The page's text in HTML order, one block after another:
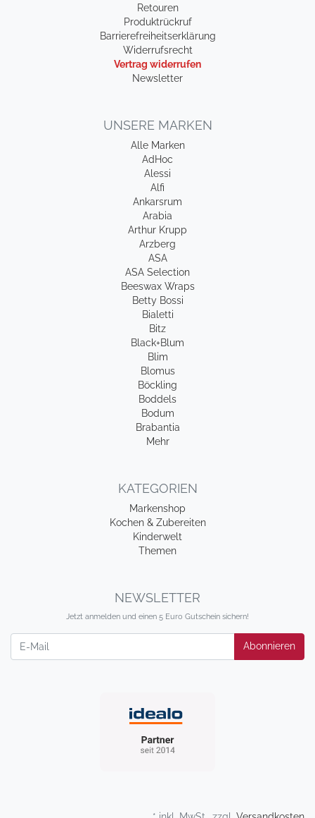
Retouren
Produktrückruf
Barrierefreiheitserklärung
Widerrufsrecht
Vertrag widerrufen
Newsletter
UNSERE MARKEN
Alle Marken
AdHoc
Alessi
Alfi
Ankarsrum
Arabia
Arthur Krupp
Arzberg
ASA
ASA Selection
Beeswax Wraps
Betty Bossi
Bialetti
Bitz
Black+Blum
Blim
Blomus
Böckling
Boddels
Bodum
Brabantia
Mehr
KATEGORIEN
Markenshop
Kochen & Zubereiten
Kinderwelt
Themen
NEWSLETTER
Jetzt anmelden und einen 5 Euro Gutschein sichern!
Abonnieren